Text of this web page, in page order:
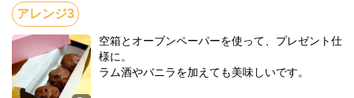
空箱とオーブンペーパーを使って、プレゼント仕
様に。
ラム酒やバニラを加えても美味しいです。